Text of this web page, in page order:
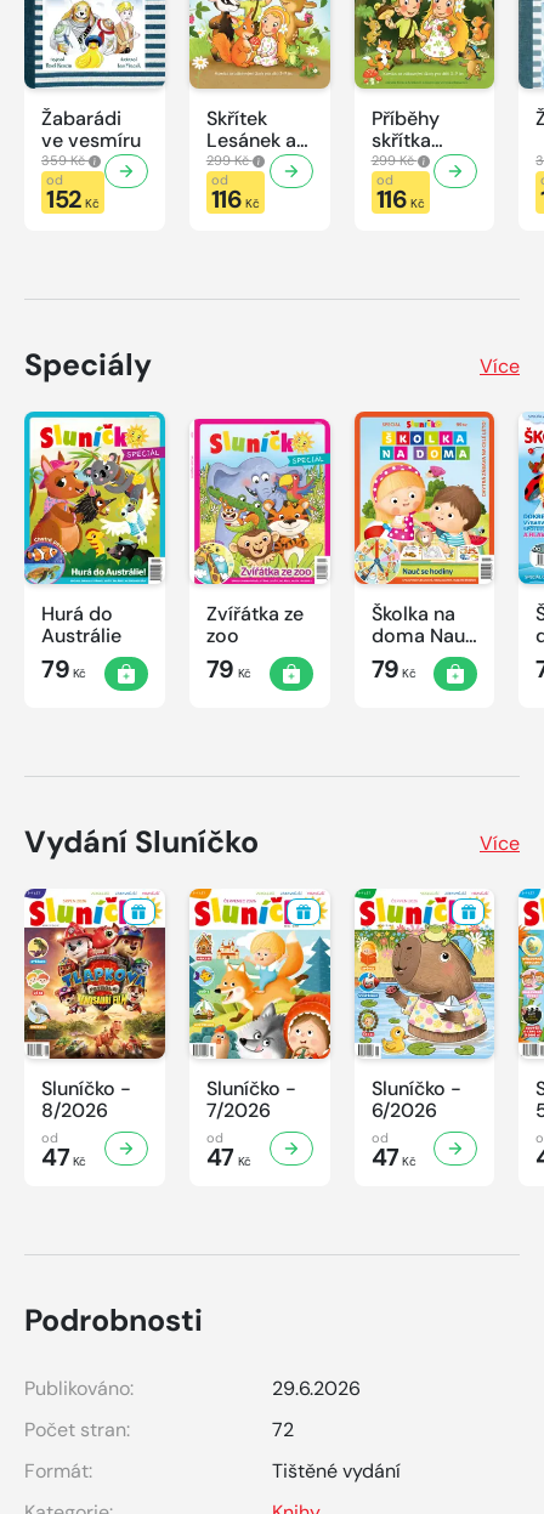
Žabarádi
ve vesmíru
359 Kč
od
152 Kč
Skřítek
Lesánek a
zvířátka
299 Kč
od
116 Kč
Příběhy
skřítka
Lesánka
299 Kč
od
116 Kč
Speciály Více
Hurá do
Austrálie
79 Kč
Zvířátka ze
zoo
79 Kč
Školka na
doma Nauč
se hodiny
79 Kč
Vydání Sluníčko Více
Sluníčko -
8/2026
od
47 Kč
Sluníčko -
7/2026
od
47 Kč
Sluníčko -
6/2026
od
47Kč
Podrobnosti
Publikováno:
29.6.2026
Počet stran:
72
Formát:
Tištěné vydání